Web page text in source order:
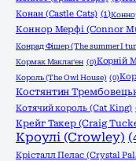
Конан (Castle Cats) (1)
Коннор Мерфі (Connor
Конрад Фішер (The summer I
Кормак Маклаґен (0)Корній
Король (The Owl House) (0)
Костянтин
Котячий король (Cat King)
Крейг Такер (Craig
Кроулі (Crowley)
Крісталл Пелас (Crystal